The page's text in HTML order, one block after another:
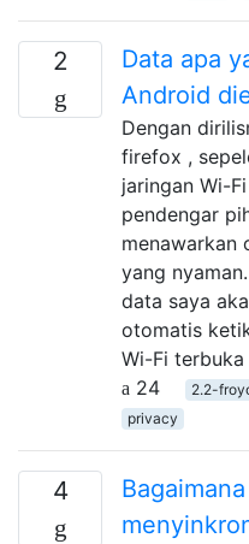
2
Data apa
Android
Dengan
firefox ,
jaringan Wi-
pendengar
menawarkan
yang
data saya
otomatis
Wi-Fi
24
2.2-
privacy
4